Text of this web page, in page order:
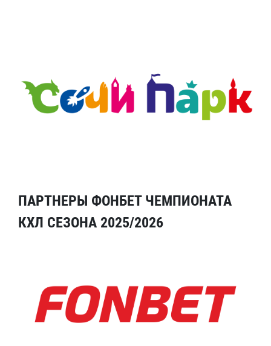
ПАРТНЕРЫ ФОНБЕТ ЧЕМПИОНАТА
КХЛ СЕЗОНА 2025/2026